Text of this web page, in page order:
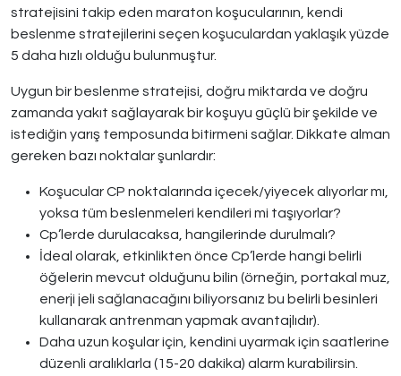
stratejisini takip eden maraton koşucularının, kendi
beslenme stratejilerini seçen koşuculardan yaklaşık yüzde
5 daha hızlı olduğu bulunmuştur.
Uygun bir beslenme stratejisi, doğru miktarda ve doğru
zamanda yakıt sağlayarak bir koşuyu güçlü bir şekilde ve
istediğin yarış temposunda bitirmeni sağlar. Dikkate alman
gereken bazı noktalar şunlardır:
Koşucular CP noktalarında içecek/yiyecek alıyorlar mı,
yoksa tüm beslenmeleri kendileri mi taşıyorlar?
Cp’lerde durulacaksa, hangilerinde durulmalı?
İdeal olarak, etkinlikten önce Cp’lerde hangi belirli
öğelerin mevcut olduğunu bilin (örneğin, portakal muz,
enerji jeli sağlanacağını biliyorsanız bu belirli besinleri
kullanarak antrenman yapmak avantajlıdır).
Daha uzun koşular için, kendini uyarmak için saatlerine
düzenli aralıklarla (15-20 dakika) alarm kurabilirsin.